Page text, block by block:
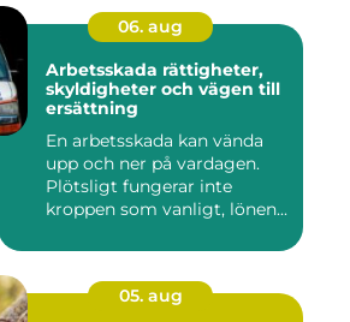
06. aug
Arbetsskada rättigheter,
skyldigheter och vägen till
ersättning
En arbetsskada kan vända
upp och ner på vardagen.
Plötsligt fungerar inte
kroppen som vanligt, lönen...
05. aug